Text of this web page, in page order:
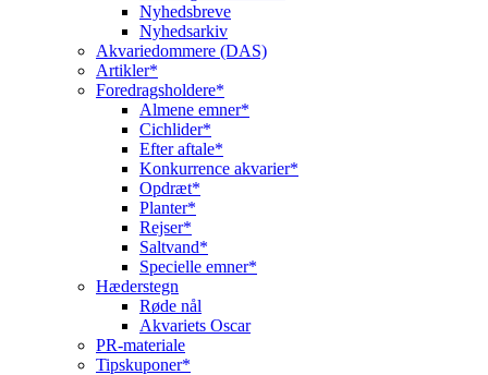
Nyhedsbreve
Nyhedsarkiv
Akvariedommere (DAS)
Artikler*
Foredragsholdere*
Almene emner*
Cichlider*
Efter aftale*
Konkurrence akvarier*
Opdræt*
Planter*
Rejser*
Saltvand*
Specielle emner*
Hæderstegn
Røde nål
Akvariets Oscar
PR-materiale
Tipskuponer*